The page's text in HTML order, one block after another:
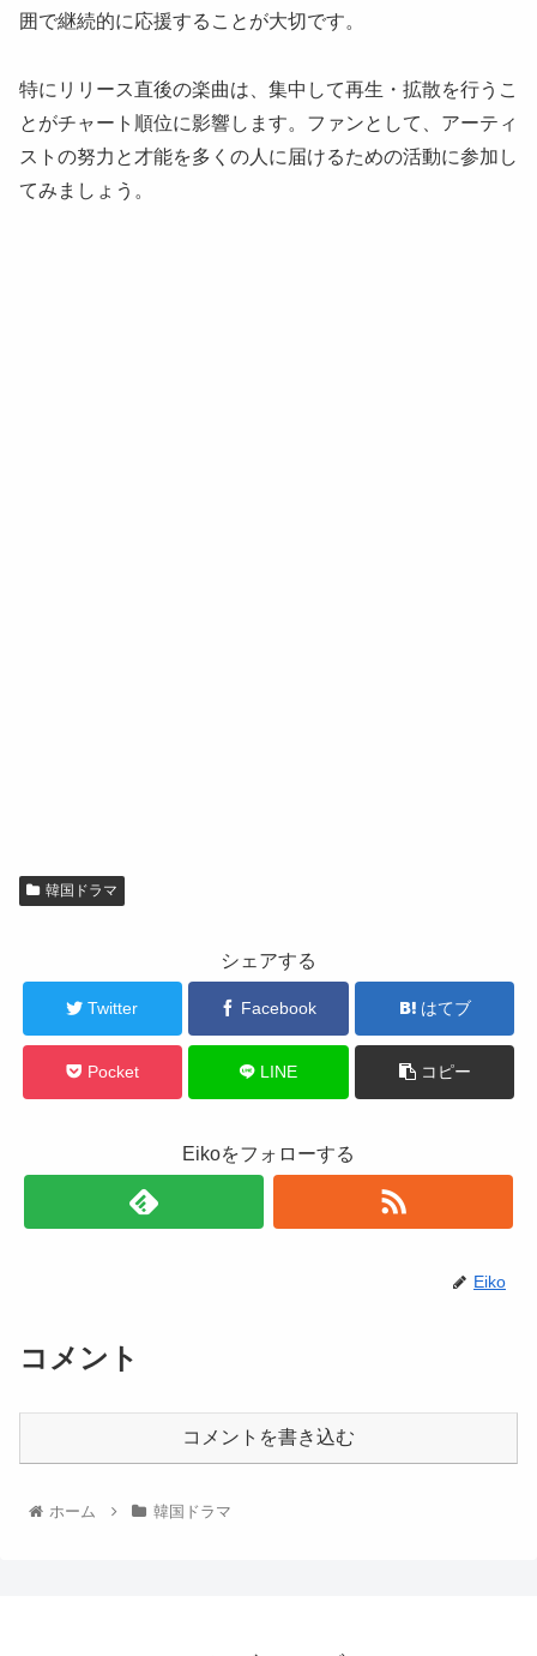
囲で継続的に応援することが大切です。
特にリリース直後の楽曲は、集中して再生・拡散を行うこ
とがチャート順位に影響します。ファンとして、アーティ
ストの努力と才能を多くの人に届けるための活動に参加し
てみましょう。
韓国ドラマ
シェアする
Twitter Facebook はてブ
Pocket LINE コピー
Eikoをフォローする
Eiko
コメント
コメントを書き込む
ホーム 韓国ドラマ